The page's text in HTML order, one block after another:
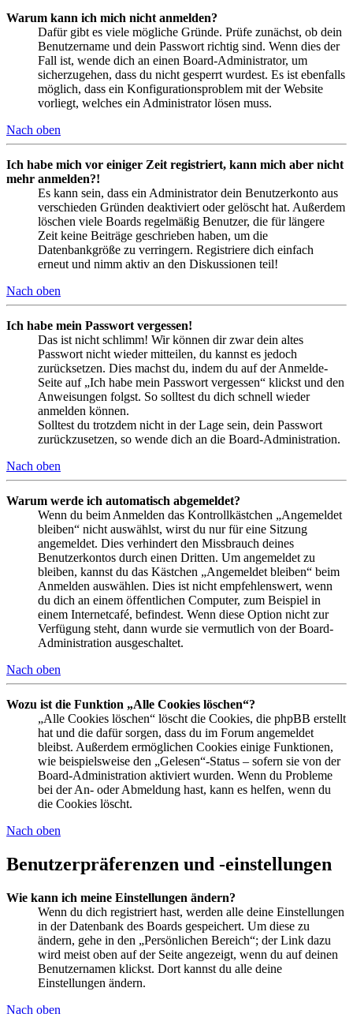
Warum kann ich mich nicht anmelden?
Dafür gibt es viele mögliche Gründe. Prüfe zunächst, ob dein
Benutzername und dein Passwort richtig sind. Wenn dies der
Fall ist, wende dich an einen Board-Administrator, um
sicherzugehen, dass du nicht gesperrt wurdest. Es ist ebenfalls
möglich, dass ein Konfigurationsproblem mit der Website
vorliegt, welches ein Administrator lösen muss.
Nach oben
Ich habe mich vor einiger Zeit registriert, kann mich aber nicht
mehr anmelden?!
Es kann sein, dass ein Administrator dein Benutzerkonto aus
verschieden Gründen deaktiviert oder gelöscht hat. Außerdem
löschen viele Boards regelmäßig Benutzer, die für längere
Zeit keine Beiträge geschrieben haben, um die
Datenbankgröße zu verringern. Registriere dich einfach
erneut und nimm aktiv an den Diskussionen teil!
Nach oben
Ich habe mein Passwort vergessen!
Das ist nicht schlimm! Wir können dir zwar dein altes
Passwort nicht wieder mitteilen, du kannst es jedoch
zurücksetzen. Dies machst du, indem du auf der Anmelde-
Seite auf „Ich habe mein Passwort vergessen“ klickst und den
Anweisungen folgst. So solltest du dich schnell wieder
anmelden können.
Solltest du trotzdem nicht in der Lage sein, dein Passwort
zurückzusetzen, so wende dich an die Board-Administration.
Nach oben
Warum werde ich automatisch abgemeldet?
Wenn du beim Anmelden das Kontrollkästchen „Angemeldet
bleiben“ nicht auswählst, wirst du nur für eine Sitzung
angemeldet. Dies verhindert den Missbrauch deines
Benutzerkontos durch einen Dritten. Um angemeldet zu
bleiben, kannst du das Kästchen „Angemeldet bleiben“ beim
Anmelden auswählen. Dies ist nicht empfehlenswert, wenn
du dich an einem öffentlichen Computer, zum Beispiel in
einem Internetcafé, befindest. Wenn diese Option nicht zur
Verfügung steht, dann wurde sie vermutlich von der Board-
Administration ausgeschaltet.
Nach oben
Wozu ist die Funktion „Alle Cookies löschen“?
„Alle Cookies löschen“ löscht die Cookies, die phpBB erstellt
hat und die dafür sorgen, dass du im Forum angemeldet
bleibst. Außerdem ermöglichen Cookies einige Funktionen,
wie beispielsweise den „Gelesen“-Status – sofern sie von der
Board-Administration aktiviert wurden. Wenn du Probleme
bei der An- oder Abmeldung hast, kann es helfen, wenn du
die Cookies löscht.
Nach oben
Benutzerpräferenzen und -einstellungen
Wie kann ich meine Einstellungen ändern?
Wenn du dich registriert hast, werden alle deine Einstellungen
in der Datenbank des Boards gespeichert. Um diese zu
ändern, gehe in den „Persönlichen Bereich“; der Link dazu
wird meist oben auf der Seite angezeigt, wenn du auf deinen
Benutzernamen klickst. Dort kannst du alle deine
Einstellungen ändern.
Nach oben